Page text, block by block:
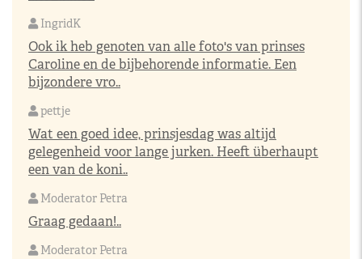
IngridK
Ook ik heb genoten van alle foto's van prinses
Caroline en de bijbehorende informatie. Een
bijzondere vro..
pettje
Wat een goed idee, prinsjesdag was altijd
gelegenheid voor lange jurken. Heeft überhaupt
een van de koni..
Moderator Petra
Graag gedaan!..
Moderator Petra